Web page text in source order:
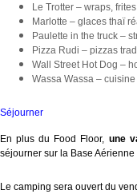
Le Trotter – wraps,
Marlotte – glaces thaï
Paulette in the truck –
Pizza Rudi – pizzas
Wall Street Hot Dog –
Wassa Wassa –
Séjourner
En plus du Food Floor, une
séjourner sur la Base Aérienne
Le camping sera ouvert du